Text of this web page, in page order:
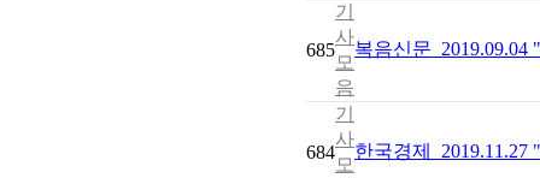
685
기
사
모
음
복음신문
684
기
사
모
한국경제